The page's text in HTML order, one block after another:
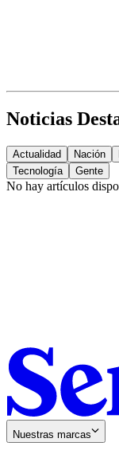
Noticias
Actualidad Nación
Tecnología
Gente
No hay artículos
Nuestras marcas